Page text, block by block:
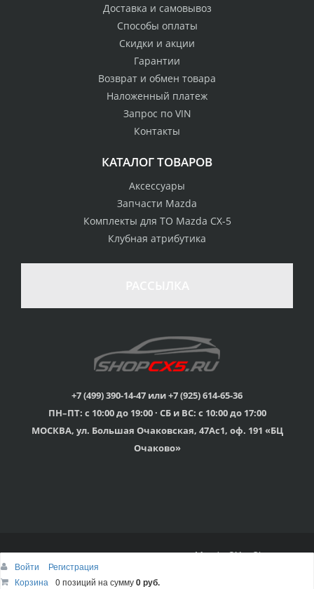
стоимости
товаром
Гарантия качества
Вы можете выбрать
наиболее удобный
для Вас
Профессиональная
консультация
мы знаем о Mazda CX-
Скидки
членам клуба и
обладателям клубных
Оперативная доставка
Корзина 0 позиций на сумму0 руб.
Доставка и самовывоз
Способы оплаты
Скидки и акции
Гарантии
Возврат и обмен товара
Наложенный платеж
Запрос по VIN
Контакты
КАТАЛОГ ТОВАРОВ
Аксессуары
Запчасти Mazda
Комплекты для ТО Mazda CX-5
Клубная атрибутика
+7 (499) 390-14-47 или +7 (925) 614-65-36
ПН–ПТ: с 10:00 до 19:00 · СБ и ВС: с 10:00 до 17:00
МОСКВА, ул. Большая Очаковская, 47Ас1, оф. 191 «БЦ
Очаково»
© 2015г-2025г., Клубный магазин Mazda CX-5 Shop
Войти
Регистрация
Корзина
0 позиций на сумму0 руб.